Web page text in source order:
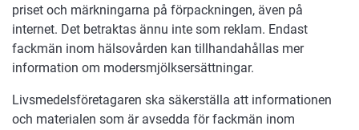
priset och märkningarna på förpackningen, även på
internet. Det betraktas ännu inte som reklam. Endast
fackmän inom hälsovården kan tillhandahållas mer
information om modersmjölksersättningar.
Livsmedelsföretagaren ska säkerställa att informationen
och materialen som är avsedda för fackmän inom